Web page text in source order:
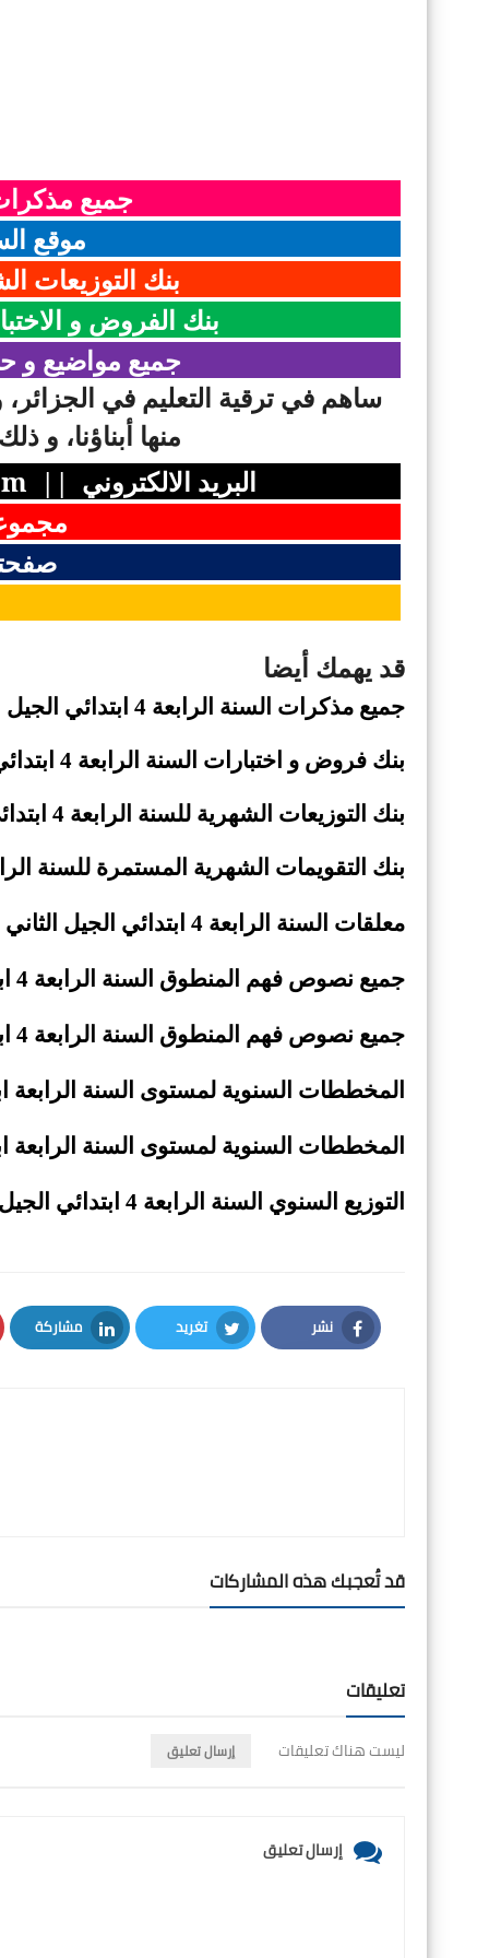
جميع
موقع
بنك التوزيعات
بنك الفروض و
جميع مواضيع و
ساهم في ترقية التعليم في
منها أبناؤنا، و
البريد الالكتروني ||
قد يهمك أيضا
جميع مذكرات السنة الرابعة 4 ابتدائي الجيل الثاني
بنك فروض و اختبارات السنة الرابعة 4 ابتدائي الجيل الثاني
بنك التوزيعات الشهرية للسنة الرابعة 4 ابتدائي الجيل الثاني
بنك التقويمات الشهرية المستمرة للسنة الرابعة 4 ابتدائي الجيل
معلقات السنة الرابعة 4 ابتدائي الجيل الثاني (
جميع نصوص فهم المنطوق السنة الرابعة 4 ابتدائي الجيل الثاني
جميع نصوص فهم المنطوق السنة الرابعة 4 ابتدائي الجيل
المخططات السنوية لمستوى السنة الرابعة
المخططات السنوية لمستوى السنة الرابعة
التوزيع السنوي السنة الرابعة 4 ابتدائي الجيل الثاني
نشر
Facebook
تغريد
Twitter
مشاركة
LinkedIn
قد تُعجبك هذه المشاركات
تعليقات
ليست هناك تعليقات إرسال تعليق
إرسال تعليق